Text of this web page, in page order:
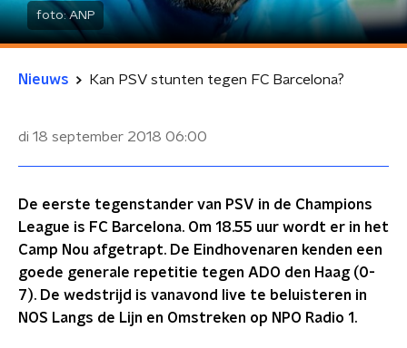
foto:ANP
Nieuws Kan PSV stunten tegen FC Barcelona?
di 18 september 2018 06:00
De eerste tegenstander van PSV in de Champions
League is FC Barcelona. Om 18.55 uur wordt er in het
Camp Nou afgetrapt. De Eindhovenaren kenden een
goede generale repetitie tegen ADO den Haag (0-
7). De wedstrijd is vanavond live te beluisteren in
NOS Langs de Lijn en Omstreken op NPO Radio 1.